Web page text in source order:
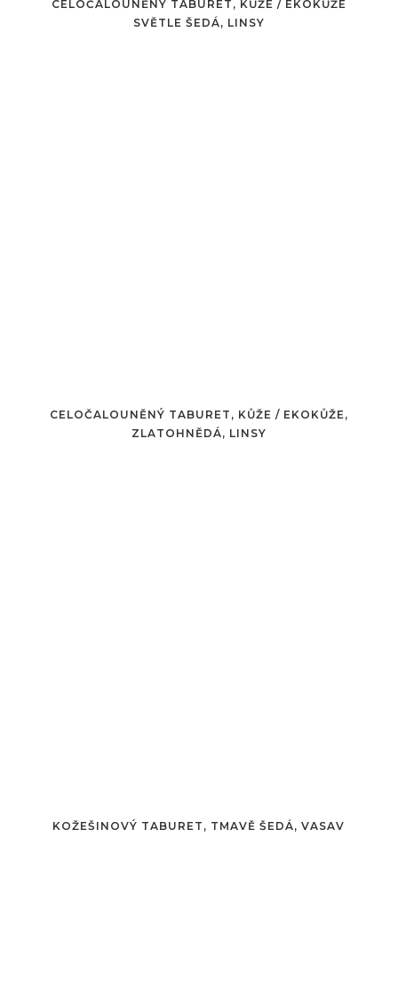
CELOČALOUNĚNÝ TABURET, KŮŽE / EKOKŮŽE
SVĚTLE ŠEDÁ, LINSY
CELOČALOUNĚNÝ TABURET, KŮŽE / EKOKŮŽE,
ZLATOHNĚDÁ, LINSY
KOŽEŠINOVÝ TABURET, TMAVĚ ŠEDÁ, VASAV